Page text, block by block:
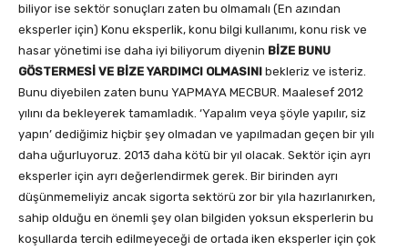
biliyor ise sektör sonuçları zaten bu olmamalı (En azından
eksperler için) Konu eksperlik, konu bilgi kullanımı, konu risk ve
hasar yönetimi ise daha iyi biliyorum diyenin BİZE BUNU
GÖSTERMESİ VE BİZE YARDIMCI OLMASINI bekleriz ve isteriz.
Bunu diyebilen zaten bunu YAPMAYA MECBUR. Maalesef 2012
yılını da bekleyerek tamamladık. ‘Yapalım veya şöyle yapılır, siz
yapın’ dediğimiz hiçbir şey olmadan ve yapılmadan geçen bir yılı
daha uğurluyoruz. 2013 daha kötü bir yıl olacak. Sektör için ayrı
eksperler için ayrı değerlendirmek gerek. Bir birinden ayrı
düşünmemeliyiz ancak sigorta sektörü zor bir yıla hazırlanırken,
sahip olduğu en önemli şey olan bilgiden yoksun eksperlerin bu
koşullarda tercih edilmeyeceği de ortada iken eksperler için çok